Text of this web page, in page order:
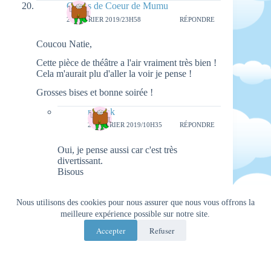
Nous utilisons des cookies pour nous assurer que nous vous offrons la
meilleure expérience possible sur notre site.
Accepter Refuser
Coups de Coeur de Mumu
20 FÉVRIER 2019/23H58 RÉPONDRE
Coucou Natie,
Cette pièce de théâtre a l'air vraiment très bien !
Cela m'aurait plu d'aller la voir je pense !
Grosses bises et bonne soirée !
natieak
26 FÉVRIER 2019/10H35 RÉPONDRE
Oui, je pense aussi car c'est très
divertissant.
Bisous
21 FÉVRIER 2019/5H36 RÉPONDRE
Je trouve le thème de cette pièce vraiment fun et
amusant, j'aurais beaucoup aimé la voir, merci